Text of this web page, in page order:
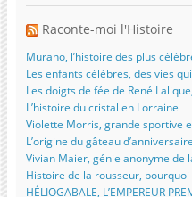
Raconte-moi l'Histoire
Murano, l’histoire des plus
Les enfants célèbres, des vies
Les doigts de fée de René
L’histoire du cristal en Lorraine
Violette Morris, grande sportive
L’origine du gâteau d’anniversaire
Vivian Maier, génie anonyme de
Histoire de la rousseur,
HÉLIOGABALE, L’EMPEREUR